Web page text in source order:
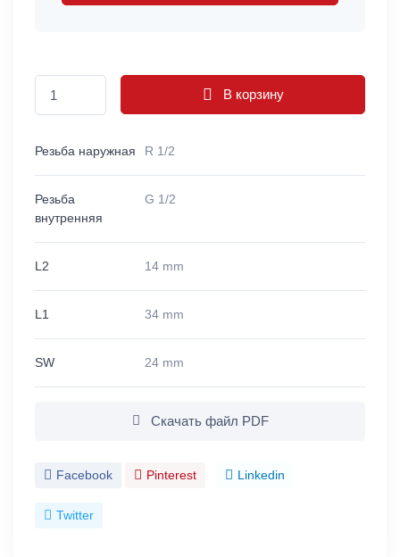
В корзину
Резьба наружная R 1/2
Резьба
внутренняя
G 1/2
L2 14 mm
L1 34 mm
SW 24 mm
Скачать файл PDF
Facebook Pinterest Linkedin
Twitter